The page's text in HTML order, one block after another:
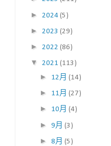
► 2024 (5)
► 2023 (29)
► 2022 (86)
▼ 2021 (113)
► 12月 (14)
► 11月 (27)
► 10月 (4)
► 9月 (3)
► 8月 (5)